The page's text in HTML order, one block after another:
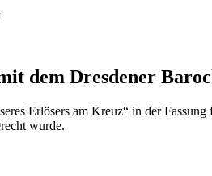
dem Dresdener
Erlösers am Kreuz“ in der
wurde.​